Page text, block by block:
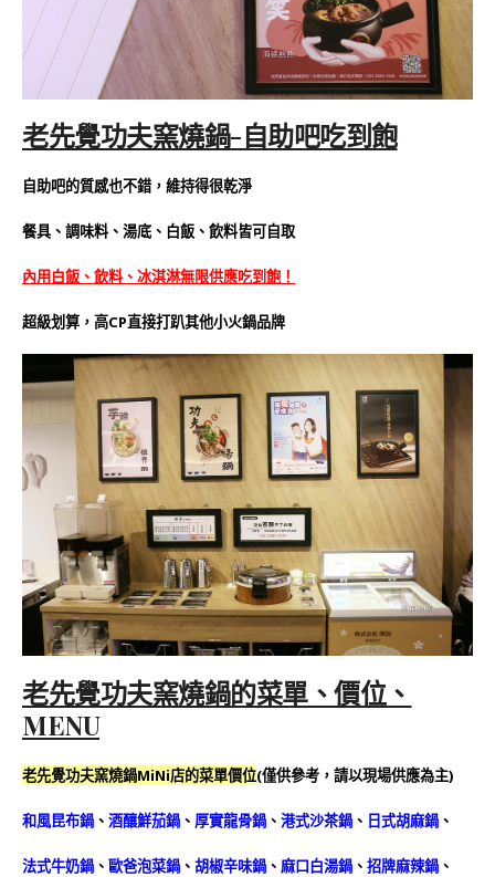
老先覺功夫窯燒鍋-自助吧吃到飽
自助吧的質感也不錯，維持得很乾淨
餐具、調味料、湯底、白飯、飲料皆可自取
內用白飯、飲料、冰淇淋無限供應吃到飽！
超級划算，高CP直接打趴其他小火鍋品牌
老先覺功夫窯燒鍋的菜單、價位、
MENU
老先覺功夫窯燒鍋MiNi店的菜單價位(僅供參考，請以現場供應為主)
和風昆布鍋 、 酒釀鮮茄鍋 、 厚實龍骨鍋 、 港式沙茶鍋 、 日式胡麻鍋 、
法式牛奶鍋 、 歐爸泡菜鍋 、 胡椒辛味鍋 、 麻口白湯鍋 、 招牌麻辣鍋 、